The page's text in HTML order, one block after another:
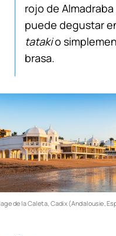
rojo de
puede degustar
tatakio
brasa.
de la Caleta, Cadix (Andalousie,